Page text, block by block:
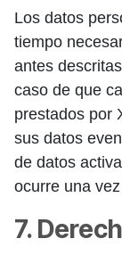
Los datos
tiempo
antes
caso de que
prestados por
sus datos
de datos
ocurre una
7.